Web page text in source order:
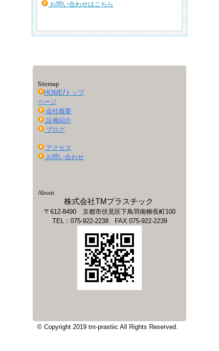
お問い合わせはこちら
Sitemap
HOME/ トップ
ページ
会社概要
設備紹介
ブログ
アクセス
お問い合わせ
About
株式会社TMプラスチック
〒612-8490 京都市伏見区下鳥羽南柳長町100
TEL：075-922-2238 FAX:075-922-2239
© Copyright 2019 tm-prastiic All Rights Reserved.